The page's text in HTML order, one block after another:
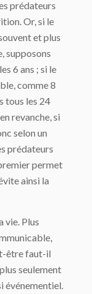
prédateurs
Or, si le
et plus
supposons
6 ans ; si le
comme 8
tous les 24
revanche, si
selon un
prédateurs
permet
ainsi la
vie. Plus
être faut-il
seulement
événementiel.